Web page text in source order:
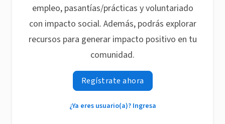
empleo, pasantías/prácticas y voluntariado
con impacto social. Además, podrás explorar
recursos para generar impacto positivo en tu
comunidad.
Regístrate ahora
¿Ya eres usuario(a)? Ingresa